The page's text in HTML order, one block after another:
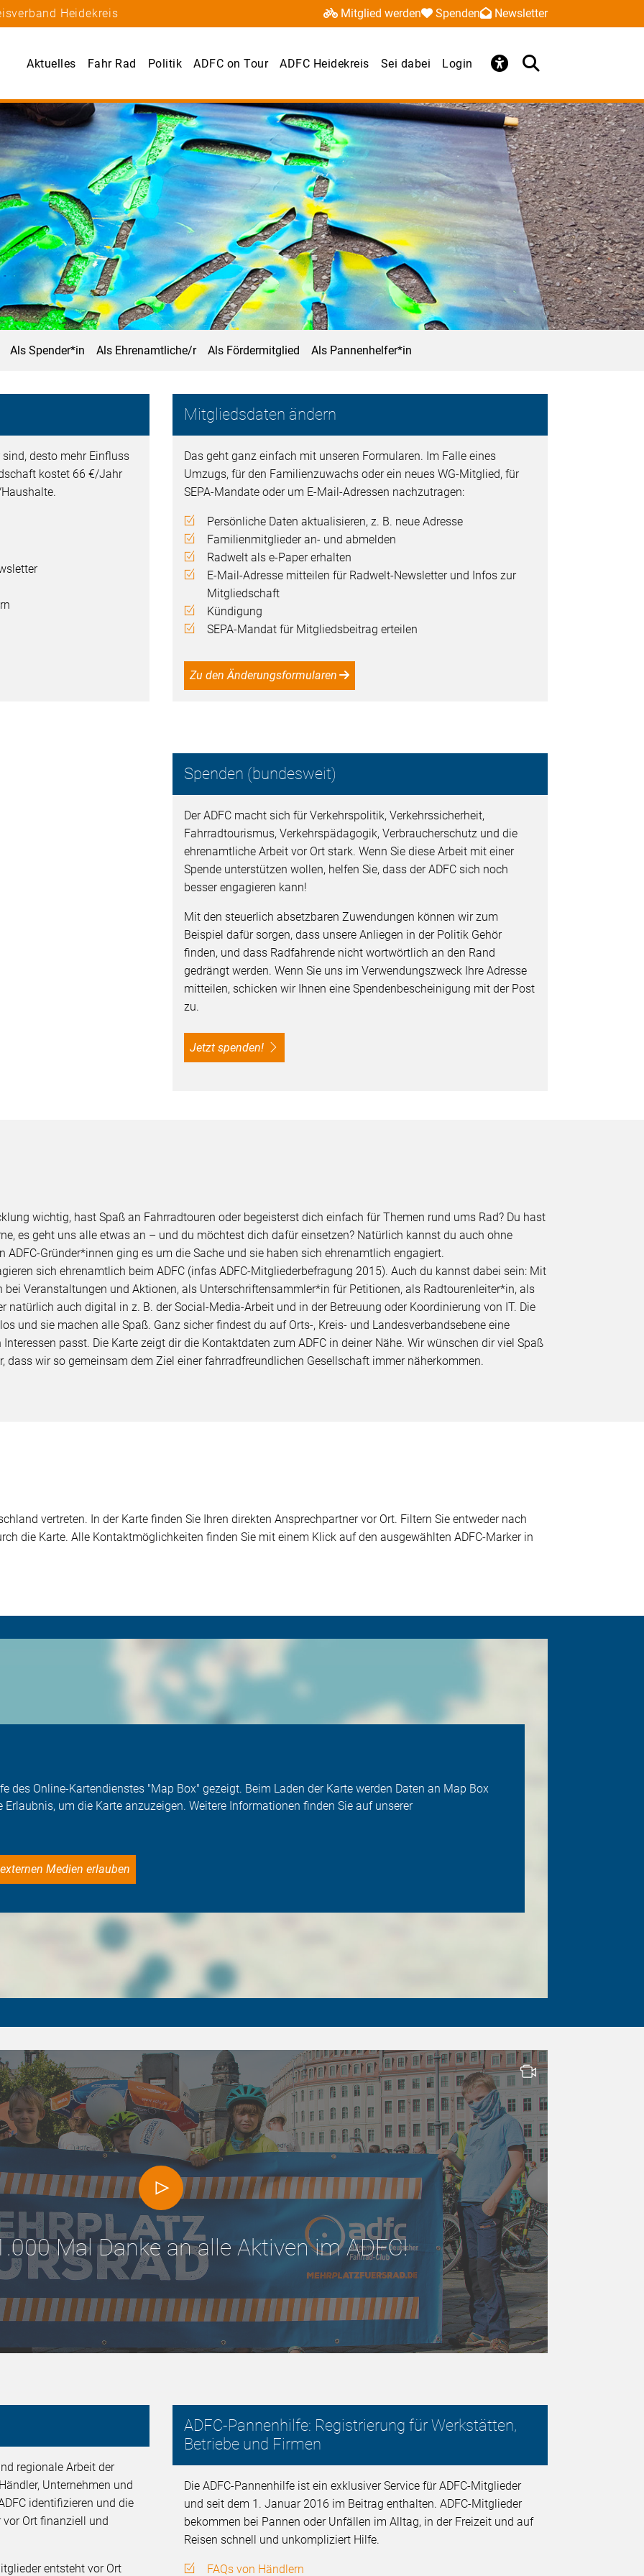
Heidekreis Mitglied werden Spenden Newsletter
Aktuelles Fahr Rad Politik ADFC on Tour ADFC Heidekreis Sei dabei Login
Als Spender*in Als Ehrenamtliche/r Als Fördermitglied Als Pannenhelfer*in
desto mehr Einfluss
kostet 66 €/Jahr
Mitgliedsdaten ändern
Das geht ganz einfach mit unseren Formularen. Im Falle eines
Umzugs, für den Familienzuwachs oder ein neues WG-Mitglied, für
SEPA-Mandate oder um E-Mail-Adressen nachzutragen:
Persönliche Daten aktualisieren, z. B. neue Adresse
Familienmitglieder an- und abmelden
Radwelt als e-Paper erhalten
E-Mail-Adresse mitteilen für Radwelt-Newsletter und Infos zur
Mitgliedschaft
Kündigung
SEPA-Mandat für Mitgliedsbeitrag erteilen
Zu den Änderungsformularen
Spenden (bundesweit)
Der ADFC macht sich für Verkehrspolitik, Verkehrssicherheit,
Fahrradtourismus, Verkehrspädagogik, Verbraucherschutz und die
ehrenamtliche Arbeit vor Ort stark. Wenn Sie diese Arbeit mit einer
Spende unterstützen wollen, helfen Sie, dass der ADFC sich noch
besser engagieren kann!
Mit den steuerlich absetzbaren Zuwendungen können wir zum
Beispiel dafür sorgen, dass unsere Anliegen in der Politik Gehör
finden, und dass Radfahrende nicht wortwörtlich an den Rand
gedrängt werden. Wenn Sie uns im Verwendungszweck Ihre Adresse
mitteilen, schicken wir Ihnen eine Spendenbescheinigung mit der Post
zu.
Jetzt spenden!
wichtig, hast Spaß an Fahrradtouren oder begeisterst dich einfach für Themen rund ums Rad? Du hast
es geht uns alle etwas an – und du möchtest dich dafür einsetzen? Natürlich kannst du auch ohne
Gründer*innen ging es um die Sache und sie haben sich ehrenamtlich engagiert.
sich ehrenamtlich beim ADFC (infas ADFC-Mitgliederbefragung 2015). Auch du kannst dabei sein: Mit
bei Veranstaltungen und Aktionen, als Unterschriftensammler*in für Petitionen, als Radtourenleiter*in, als
auch digital in z. B. der Social-Media-Arbeit und in der Betreuung oder Koordinierung von IT. Die
und sie machen alle Spaß. Ganz sicher findest du auf Orts-, Kreis- und Landesverbandsebene eine
passt. Die Karte zeigt dir die Kontaktdaten zum ADFC in deiner Nähe. Wir wünschen dir viel Spaß
dass wir so gemeinsam dem Ziel einer fahrradfreundlichen Gesellschaft immer näherkommen.
vertreten. In der Karte finden Sie Ihren direkten Ansprechpartner vor Ort. Filtern Sie entweder nach
die Karte. Alle Kontaktmöglichkeiten finden Sie mit einem Klick auf den ausgewählten ADFC-Marker in
des Online-Kartendienstes "Map Box" gezeigt. Beim Laden der Karte werden Daten an Map Box
Erlaubnis, um die Karte anzuzeigen. Weitere Informationen finden Sie auf unserer
externen Medien erlauben
Mal Danke an alle Aktiven im ADFC!
regionale Arbeit der
Unternehmen und
identifizieren und die
Ort finanziell und
entsteht vor Ort
ADFC-Pannenhilfe: Registrierung für Werkstätten,
Betriebe und Firmen
Die ADFC-Pannenhilfe ist ein exklusiver Service für ADFC-Mitglieder
und seit dem 1. Januar 2016 im Beitrag enthalten. ADFC-Mitglieder
bekommen bei Pannen oder Unfällen im Alltag, in der Freizeit und auf
Reisen schnell und unkompliziert Hilfe.
FAQs von Händlern